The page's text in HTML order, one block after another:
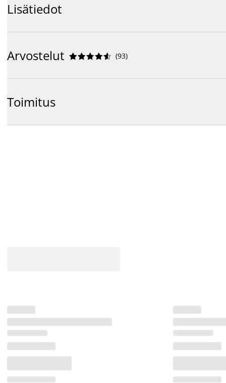
Lisätiedot
Arvostelut 




 (93)
Toimitus